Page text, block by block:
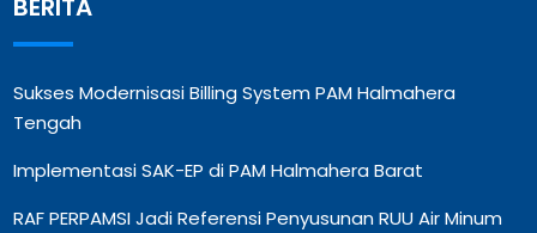
BERITA
Sukses Modernisasi Billing System PAM Halmahera
Tengah
Implementasi SAK-EP di PAM Halmahera Barat
RAF PERPAMSI Jadi Referensi Penyusunan RUU Air Minum